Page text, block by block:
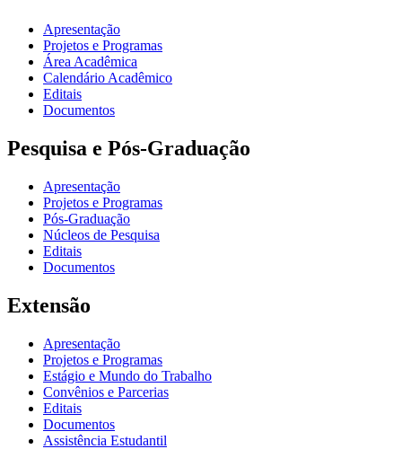
Apresentação
Projetos e Programas
Área Acadêmica
Calendário Acadêmico
Editais
Documentos
Pesquisa e Pós-Graduação
Apresentação
Projetos e Programas
Pós-Graduação
Núcleos de Pesquisa
Editais
Documentos
Extensão
Apresentação
Projetos e Programas
Estágio e Mundo do Trabalho
Convênios e Parcerias
Editais
Documentos
Assistência Estudantil